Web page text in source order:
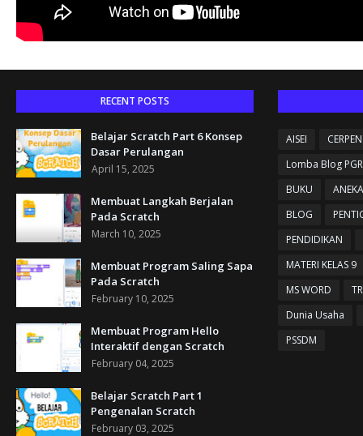
RECENT POSTS
Belajar Scratch Part 6 Konsep
Dasar Perulangan
April 15, 2025
Membuat Langkah Berjalan
Pada Scratch
March 10, 2025
Membuat Program Saling Sapa
Pada Scratch
February 10, 2025
Membuat Program Hello
Interaktif dengan Scratch
February 04, 2025
Belajar Scratch Part 1
Pengenalan Scratch
February 03, 2025
AISEI
CERPEN
Lomba Blog
BUKU
BLOG
PENDIDIKAN
MATERI KELAS 9
MS WORD
Dunia Usaha
PSSDM